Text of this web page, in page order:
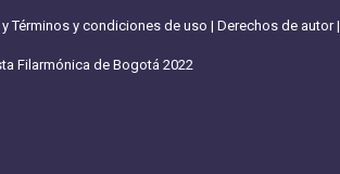
Términos y condiciones de uso | Derechos de autor|
Filarmónica de Bogotá 2022